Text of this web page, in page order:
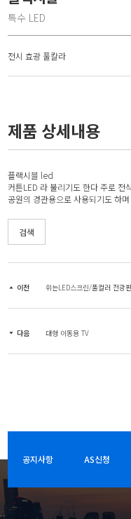
특수 LED
전시 효광 풀칼라
제품 상세내용
플랙시블 led
커튼LED 라 불리기도 한다 주로 전
공원의 경관용으로 사용되기도 하
검색
이전 휘는LED스크린/풀컬러 전광
다음 대형 이동용 TV
공지사항 AS신청